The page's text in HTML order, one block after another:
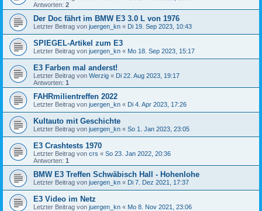
Antworten: 2
Der Doc fährt im BMW E3 3.0 L von 1976
Letzter Beitrag von juergen_kn « Di 19. Sep 2023, 10:43
SPIEGEL-Artikel zum E3
Letzter Beitrag von juergen_kn « Mo 18. Sep 2023, 15:17
E3 Farben mal anderst!
Letzter Beitrag von Werzig « Di 22. Aug 2023, 19:17
Antworten: 1
FAHRmilientreffen 2022
Letzter Beitrag von juergen_kn « Di 4. Apr 2023, 17:26
Kultauto mit Geschichte
Letzter Beitrag von juergen_kn « So 1. Jan 2023, 23:05
E3 Crashtests 1970
Letzter Beitrag von crs « So 23. Jan 2022, 20:36
Antworten: 1
BMW E3 Treffen Schwäbisch Hall - Hohenlohe
Letzter Beitrag von juergen_kn « Di 7. Dez 2021, 17:37
E3 Video im Netz
Letzter Beitrag von juergen_kn « Mo 8. Nov 2021, 23:06